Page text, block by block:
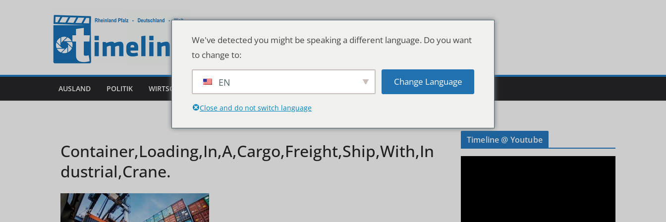
AUSLAND POLITIK WIRTSCHAFT DEUTSCHLAND & WELT
Container,Loading,In,A,Cargo,Freight,Ship,With,In
dustrial,Crane.
Timeline @ Youtube
We've detected you might be speaking a different language. Do you want
to change to:
EN Change Language
Close and do not switch language